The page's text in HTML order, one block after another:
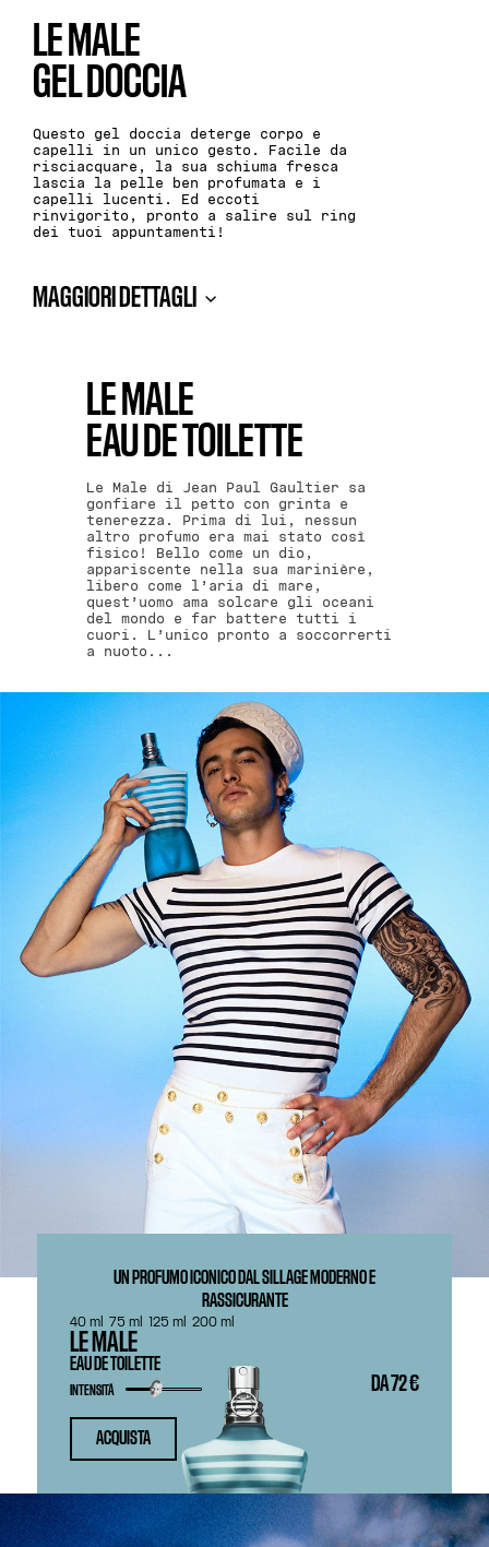
LE MALE
GEL DOCCIA
Questo gel doccia deterge corpo e
capelli in un unico gesto. Facile da
risciacquare, la sua schiuma fresca
lascia la pelle ben profumata e i
capelli lucenti. Ed eccoti
rinvigorito, pronto a salire sul ring
dei tuoi appuntamenti!
MAGGIORI DETTAGLI
LE MALE
EAU DE TOILETTE
Le Male di Jean Paul Gaultier sa
gonfiare il petto con grinta e
tenerezza. Prima di lui, nessun
altro profumo era mai stato così
fisico! Bello come un dio,
appariscente nella sua marinière,
libero come l’aria di mare,
quest’uomo ama solcare gli oceani
del mondo e far battere tutti i
cuori. L’unico pronto a soccorrerti
a nuoto...
UN PROFUMO ICONICO DAL SILLAGE MODERNO E
RASSICURANTE
LE MALE
EAU DE TOILETTE
DA72 €
INTENSITÀ
40 ml 75 ml 125 ml 200 ml
ACQUISTA